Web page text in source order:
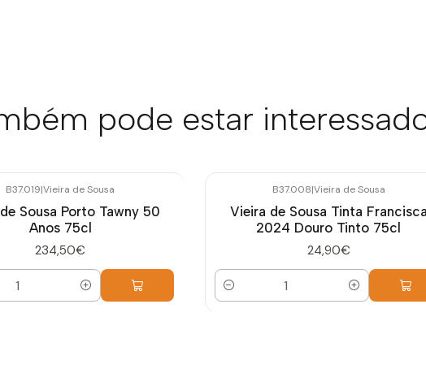
pode estar
B37.019|Vieira de Sousa
Sousa Porto Tawny 50
Anos 75cl
234,50€
B37.008|Vieira de Sousa
Vieira de Sousa Tinta Francisca
2024 Douro Tinto 75cl
24,90€
Quantidade